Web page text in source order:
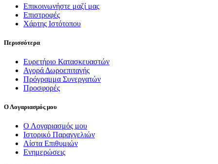
Επικοινωνήστε μαζί μας
Επιστροφές
Χάρτης Ιστότοπου
Περισσότερα
Ευρετήριο Κατασκευαστών
Αγορά Δωροεπιταγής
Πρόγραμμα Συνεργατών
Προσφορές
Ο Λογαριασμός μου
Ο Λογαριασμός μου
Ιστορικό Παραγγελιών
Λίστα Επιθυμιών
Ενημερώσεις